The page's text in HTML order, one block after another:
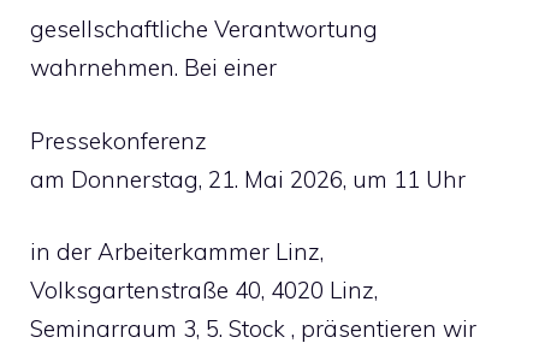
gesellschaftliche Verantwortung
wahrnehmen. Bei einer
Pressekonferenz
am Donnerstag, 21. Mai 2026, um 11 Uhr
in der Arbeiterkammer Linz,
Volksgartenstraße 40, 4020 Linz,
Seminarraum 3, 5. Stock , präsentieren wir